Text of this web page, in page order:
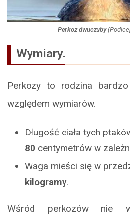
Perkoz dwuczuby(
Wymiary.
Perkozy to rodzina
względem wymiarów.
Długość ciała tych
80 centymetrów w
Waga mieści się w
kilogramy.
Wśród perkozów nie